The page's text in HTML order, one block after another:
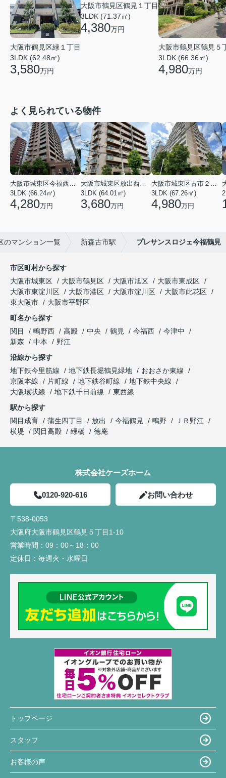
大阪市鶴見区緑１丁目
3LDK (62.48㎡)
3,580万円
大阪市鶴見区鶴見１丁目
3LDK (71.37㎡)
4,380万円
大阪市鶴見区鶴見５
3LDK (66.36㎡)
4,980万円
よく見られている物件
3LDK (66.24㎡)
4,280万円
3LDK (64.01㎡)
3,680万円
3LDK (67.26㎡)
4,980万円
のマンション一覧 新森古市駅 プレサンスロジェ今福鶴見
市区町村から探す
大阪市城東区
大阪市鶴見区 大阪市旭区
大阪市東成区
大阪市東淀川区
大阪市港区 大阪市淀川区
大阪市此花区
東大阪市
大阪市平野区
町名から探す
関目
鴫野西 高殿 中央 鶴見 今福西
今津中
新森
中本
野江
沿線から探す
地下鉄今里筋線
地下鉄長堀鶴見緑地
おおさか東線
京阪本線
片町線 地下鉄谷町線
地下鉄中央線
大阪環状線
地下鉄千日前線
東西線
駅から探す
関目成育
蒲生四丁目 放出 今福鶴見 鴫野
ＪＲ野江
横堤
関目高殿 緑橋 徳庵
株式会社ケーズホーム
0120-920-616 お問い合わせ
〒538-0053
大阪府大阪市鶴見区鶴見５丁目1-10
営業時間： 09：00～18：00
定休日： 毎週火・水曜日
トップページ
スタッフ
お客様の声